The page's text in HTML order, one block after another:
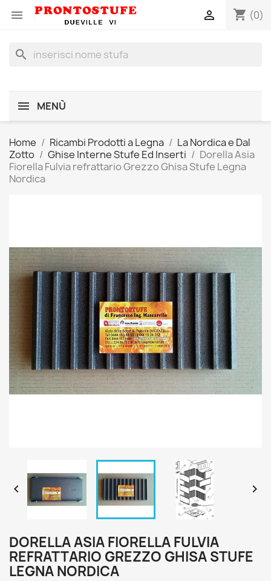
 shopping_cart (0)

search
MENÙ
Home Ricambi Prodotti a Legna
La Nordica e Dal
Zotto
Ghise Interne Stufe Ed Inserti
Dorella Asia
Fiorella Fulvia refrattario Grezzo Ghisa Stufe Legna
Nordica
 
DORELLA ASIA FIORELLA FULVIA
REFRATTARIO GREZZO GHISA STUFE
LEGNA NORDICA